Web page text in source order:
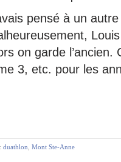
pensé à un
on garde l’ancien.
3, etc. pour les
duathlon Mont Ste-Anne